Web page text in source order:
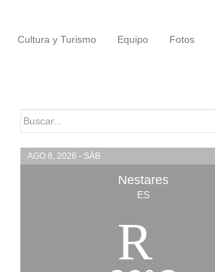
Cultura y Turismo Equipo Fotos
Buscar:
AGO 8, 2026 - SÁB
Nestares
ES